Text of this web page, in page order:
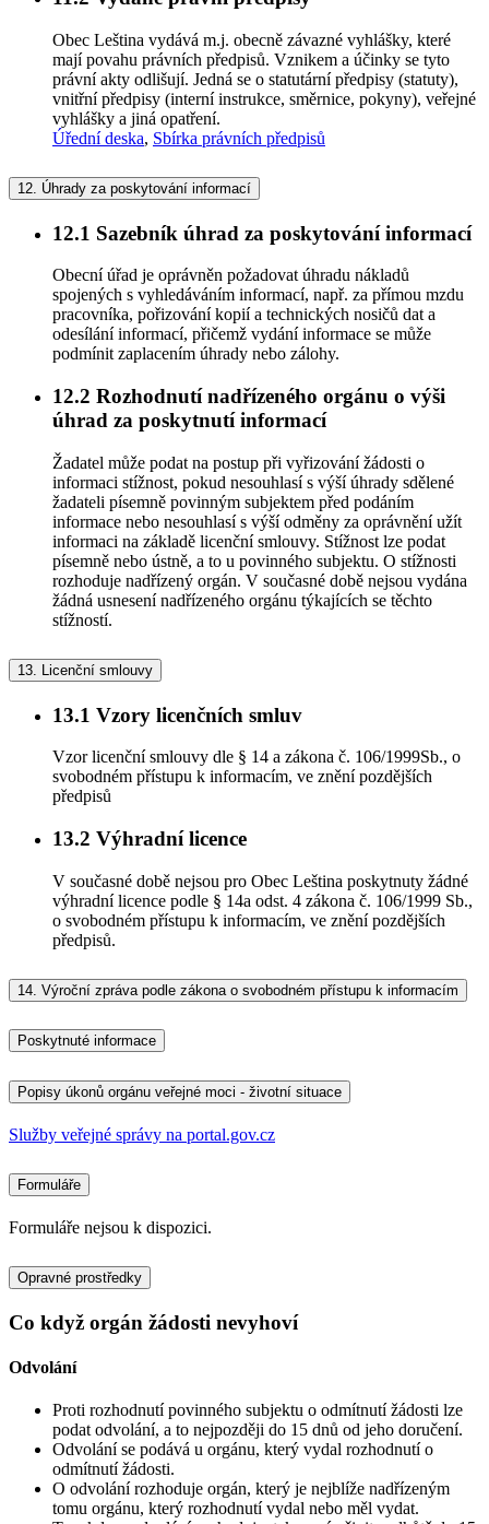
Obec Leština vydává m.j. obecně závazné vyhlášky, které
mají povahu právních předpisů. Vznikem a účinky se tyto
právní akty odlišují. Jedná se o statutární předpisy (statuty),
vnitřní předpisy (interní instrukce, směrnice, pokyny), veřejné
vyhlášky a jiná opatření.
Úřední deska, Sbírka právních předpisů
12. Úhrady za poskytování informací
12.1 Sazebník úhrad za poskytování informací
Obecní úřad je oprávněn požadovat úhradu nákladů
spojených s vyhledáváním informací, např. za přímou mzdu
pracovníka, pořizování kopií a technických nosičů dat a
odesílání informací, přičemž vydání informace se může
podmínit zaplacením úhrady nebo zálohy.
12.2 Rozhodnutí nadřízeného orgánu o výši
úhrad za poskytnutí informací
Žadatel může podat na postup při vyřizování žádosti o
informaci stížnost, pokud nesouhlasí s výší úhrady sdělené
žadateli písemně povinným subjektem před podáním
informace nebo nesouhlasí s výší odměny za oprávnění užít
informaci na základě licenční smlouvy. Stížnost lze podat
písemně nebo ústně, a to u povinného subjektu. O stížnosti
rozhoduje nadřízený orgán. V současné době nejsou vydána
žádná usnesení nadřízeného orgánu týkajících se těchto
stížností.
13. Licenční smlouvy
13.1 Vzory licenčních smluv
Vzor licenční smlouvy dle § 14 a zákona č. 106/1999Sb., o
svobodném přístupu k informacím, ve znění pozdějších
předpisů
13.2 Výhradní licence
V současné době nejsou pro Obec Leština poskytnuty žádné
výhradní licence podle § 14a odst. 4 zákona č. 106/1999 Sb.,
o svobodném přístupu k informacím, ve znění pozdějších
předpisů.
14. Výroční zpráva podle zákona o svobodném přístupu k informacím
Poskytnuté informace
Popisy úkonů orgánu veřejné moci - životní situace
Služby veřejné správy na portal.gov.cz
Formuláře
Formuláře nejsou k dispozici.
Opravné prostředky
Co když orgán žádosti nevyhoví
Odvolání
Proti rozhodnutí povinného subjektu o odmítnutí žádosti lze
podat odvolání, a to nejpozději do 15 dnů od jeho doručení.
Odvolání se podává u orgánu, který vydal rozhodnutí o
odmítnutí žádosti.
O odvolání rozhoduje orgán, který je nejblíže nadřízeným
tomu orgánu, který rozhodnutí vydal nebo měl vydat.